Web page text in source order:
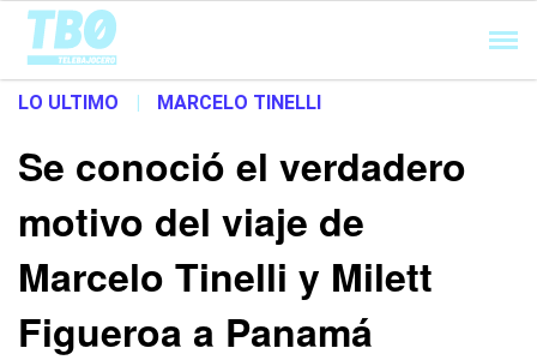
Cargando...
LO ULTIMO | MARCELO TINELLI
Se conoció el verdadero
motivo del viaje de
Marcelo Tinelli y Milett
Figueroa a Panamá